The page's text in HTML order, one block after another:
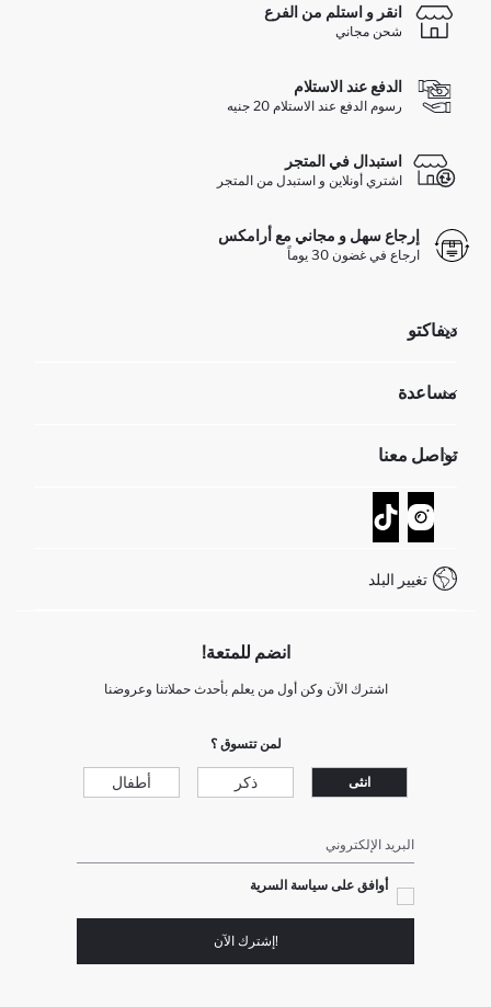
انقر و استلم من الفرع
شحن مجاني
الدفع عند الاستلام
رسوم الدفع عند الاستلام 20 جنيه
استبدال في المتجر
اشتري أونلاين و استبدل من المتجر
إرجاع سهل و مجاني مع أرامكس
ارجاع في غضون 30 يوماً
ديفاكتو
تعرف علينا
GIFT CLUB
مساعدة
عمليات الارجاع و الاستبدال السهلة
تتبع الشحنة
كيف يمكنك التسوق في ديفاكتو ؟
كيف تدفع في ديفاكتو؟
شروط المنافسة
تواصل معنا
نموذج الاتصال
خدمة العملاء
Call Center 19782
تغيير البلد
انضم للمتعة!
اشترك الآن وكن أول من يعلم بأحدث حملاتنا وعروضنا
لمن تتسوق ؟
انثى ذكر أطفال
البريد الإلكتروني
أوافق على سياسة السرية
!إشترك الآن